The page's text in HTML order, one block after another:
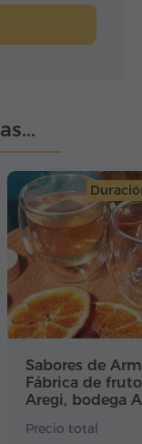
Sabores de
Fábrica de
Aregi, bodega
Precio total